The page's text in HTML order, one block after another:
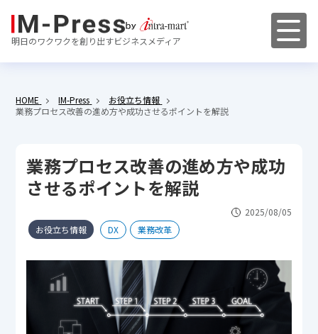
明日のワクワクを創り出すビジネスメディア
HOME IM-Press
お役立ち情報
業務プロセス改善の進め方や成功させるポイントを解説
業務プロセス改善の進め方や成功
させるポイントを解説
2025/08/05
お役立ち情報
DX 業務改革